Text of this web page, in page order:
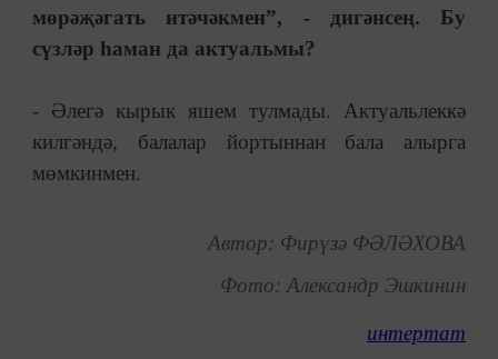
мөрәҗәгать итәчәкмен”, - дигәнсең. Бу
сүзләр һаман да актуальмы?
- Әлегә кырык яшем тулмады. Актуальлеккә
килгәндә, балалар йортыннан бала алырга
мөмкинмен.
Автор: Фирүзә ФӘЛӘХОВА
Фото: Александр Эшкинин
интертат